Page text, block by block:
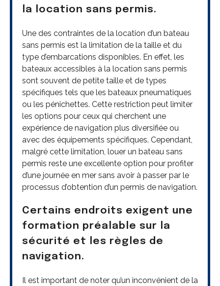
la location sans permis.
Une des contraintes de la location d’un bateau
sans permis est la limitation de la taille et du
type d’embarcations disponibles. En effet, les
bateaux accessibles à la location sans permis
sont souvent de petite taille et de types
spécifiques tels que les bateaux pneumatiques
ou les pénichettes. Cette restriction peut limiter
les options pour ceux qui cherchent une
expérience de navigation plus diversifiée ou
avec des équipements spécifiques. Cependant,
malgré cette limitation, louer un bateau sans
permis reste une excellente option pour profiter
d’une journée en mer sans avoir à passer par le
processus d’obtention d’un permis de navigation.
Certains endroits exigent une
formation préalable sur la
sécurité et les règles de
navigation.
Il est important de noter qu’un inconvénient de la